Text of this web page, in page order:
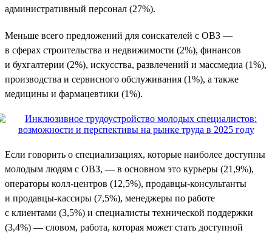
административный персонал (27%).
Меньше всего предложений для соискателей с ОВЗ —
в сферах строительства и недвижимости (2%), финансов
и бухгалтерии (2%), искусства, развлечений и массмедиа (1%),
производства и сервисного обслуживания (1%), а также
медицины и фармацевтики (1%).
Если говорить о специализациях, которые наиболее доступны
молодым людям с ОВЗ, — в основном это курьеры (21,9%),
операторы колл-центров (12,5%), продавцы-консультанты
и продавцы-кассиры (7,5%), менеджеры по работе
с клиентами (3,5%) и специалисты технической поддержки
(3,4%) — словом, работа, которая может стать доступной